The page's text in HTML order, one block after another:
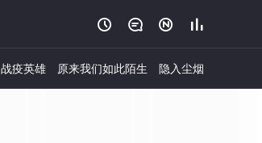
   
战疫英雄 原来我们如此陌生 隐入尘烟